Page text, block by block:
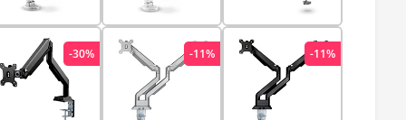
-30% -11% -11%